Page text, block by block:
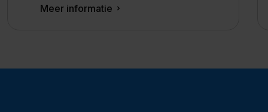
Meer informatie